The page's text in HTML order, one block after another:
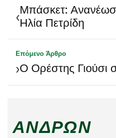
‹Μπάσκετ:
Ηλία Πετρίδη
Επόμενο Άρθρο
›Ο Ορέστης Γιούσι
ΑΝΔΡΏΝ